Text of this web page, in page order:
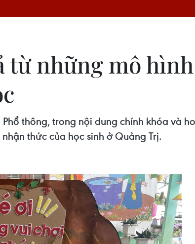
những mô
thông, trong nội dung chính khóa và
thức của học sinh ở Quảng Trị.